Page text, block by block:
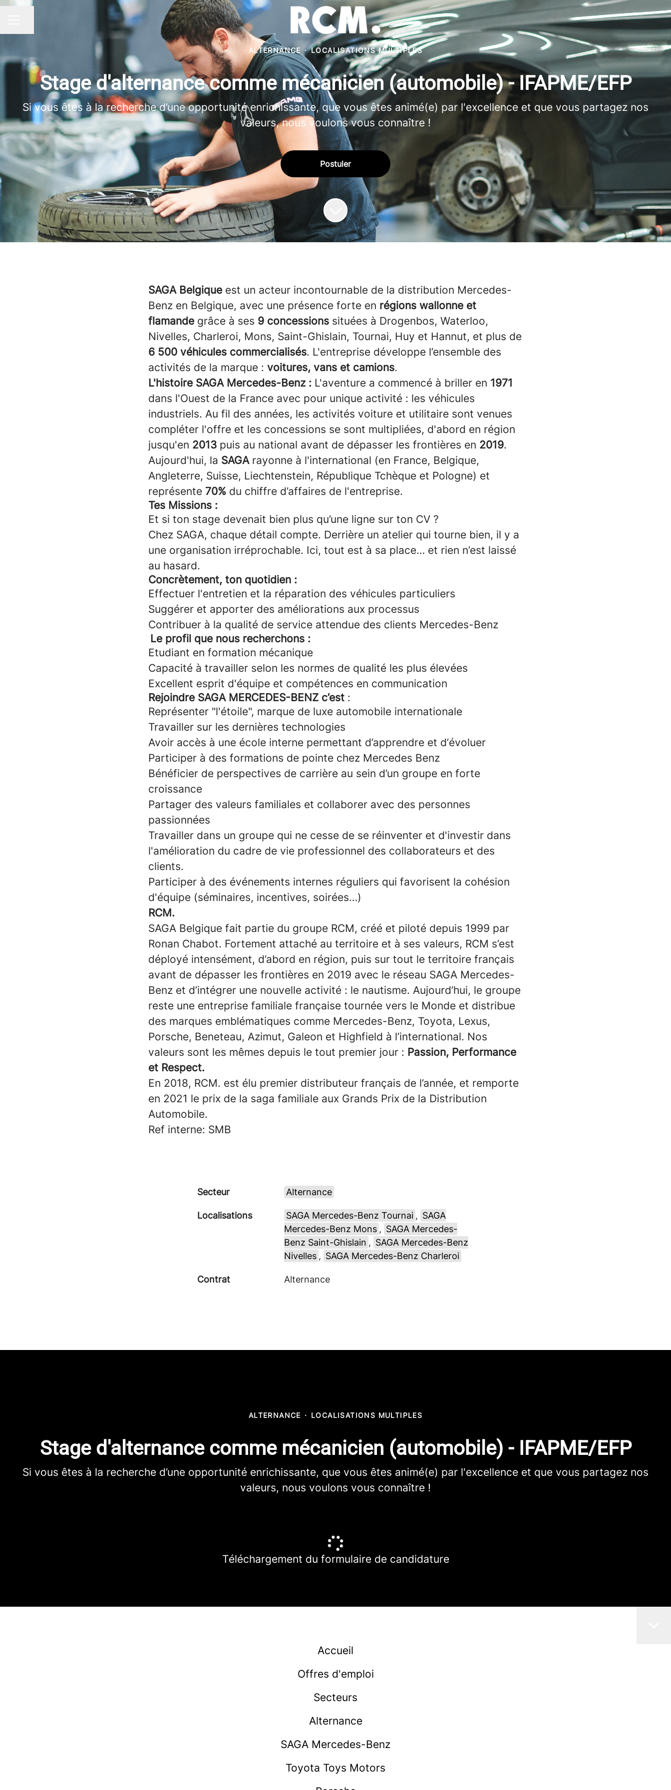
ALTERNANCE · LOCALISATIONS MULTIPLES
Stage d'alternance comme mécanicien (automobile) - IFAPME/EFP
Si vous êtes à la recherche d’une opportunité enrichissante, que vous êtes animé(e) par l'excellence et que vous partagez nos
valeurs, nous voulons vous connaître !
Postuler
SAGA Belgique est un acteur incontournable de la distribution Mercedes-
Benz en Belgique, avec une présence forte en régions wallonne et
flamande grâce à ses 9 concessions situées à Drogenbos, Waterloo,
Nivelles, Charleroi, Mons, Saint-Ghislain, Tournai, Huy et Hannut, et plus de
6 500 véhicules commercialisés. L'entreprise développe l’ensemble des
activités de la marque : voitures, vans et camions.
L'histoire SAGA Mercedes-Benz : L'aventure a commencé à briller en 1971
dans l'Ouest de la France avec pour unique activité : les véhicules
industriels. Au fil des années, les activités voiture et utilitaire sont venues
compléter l'offre et les concessions se sont multipliées, d'abord en région
jusqu'en 2013 puis au national avant de dépasser les frontières en 2019.
Aujourd'hui, la SAGArayonne à l'international (en France, Belgique,
Angleterre, Suisse, Liechtenstein, République Tchèque et Pologne) et
représente 70% du chiffre d’affaires de l'entreprise.
Tes Missions :
Et si ton stage devenait bien plus qu’une ligne sur ton CV ?
Chez SAGA, chaque détail compte. Derrière un atelier qui tourne bien, il y a
une organisation irréprochable. Ici, tout est à sa place… et rien n’est laissé
au hasard.
Concrètement, ton quotidien :
Effectuer l'entretien et la réparation des véhicules particuliers
Suggérer et apporter des améliorations aux processus
Contribuer à la qualité de service attendue des clients Mercedes-Benz
Le profil que nous recherchons :
Etudiant en formation mécanique
Capacité à travailler selon les normes de qualité les plus élevées
Excellent esprit d'équipe et compétences en communication
Rejoindre SAGA MERCEDES-BENZ c’est :
Représenter "l'étoile", marque de luxe automobile internationale
Travailler sur les dernières technologies
Avoir accès à une école interne permettant d’apprendre et d’évoluer
Participer à des formations de pointe chez Mercedes Benz
Bénéficier de perspectives de carrière au sein d’un groupe en forte
croissance
Partager des valeurs familiales et collaborer avec des personnes
passionnées
Travailler dans un groupe qui ne cesse de se réinventer et d'investir dans
l'amélioration du cadre de vie professionnel des collaborateurs et des
clients.
Participer à des événements internes réguliers qui favorisent la cohésion
d'équipe (séminaires, incentives, soirées…)
RCM.
SAGA Belgique fait partie du groupe RCM, créé et piloté depuis 1999 par
Ronan Chabot. Fortement attaché au territoire et à ses valeurs, RCM s’est
déployé intensément, d’abord en région, puis sur tout le territoire français
avant de dépasser les frontières en 2019 avec le réseau SAGA Mercedes-
Benz et d’intégrer une nouvelle activité : le nautisme. Aujourd’hui, le groupe
reste une entreprise familiale française tournée vers le Monde et distribue
des marques emblématiques comme Mercedes-Benz, Toyota, Lexus,
Porsche, Beneteau, Azimut, Galeon et Highfield à l’international. Nos
valeurs sont les mêmes depuis le tout premier jour : Passion, Performance
et Respect.
En 2018, RCM. est élu premier distributeur français de l’année, et remporte
en 2021 le prix de la saga familiale aux Grands Prix de la Distribution
Automobile.
Ref interne: SMB
Secteur Alternance
Localisations SAGA Mercedes-Benz Tournai , SAGA
Mercedes-Benz Mons , SAGA Mercedes-
Benz Saint-Ghislain , SAGA Mercedes-Benz
Nivelles , SAGA Mercedes-Benz Charleroi
Contrat Alternance
ALTERNANCE · LOCALISATIONS MULTIPLES
Stage d'alternance comme mécanicien (automobile) - IFAPME/EFP
Si vous êtes à la recherche d’une opportunité enrichissante, que vous êtes animé(e) par l'excellence et que vous partagez nos
valeurs, nous voulons vous connaître !
Téléchargement du formulaire de candidature
Accueil
Offres d'emploi
Secteurs
Alternance
SAGA Mercedes-Benz
Toyota Toys Motors